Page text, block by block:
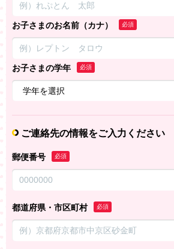
お子さまのお名前（カナ） 必須
お子さまの学年 必須
ご連絡先の情報をご入力ください
郵便番号 必須
都道府県・市区町村 必須